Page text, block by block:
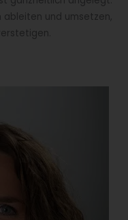
ableiten und umsetzen,